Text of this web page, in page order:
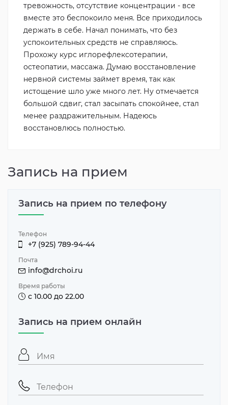
тревожность, отсутствие концентрации - все
вместе это беспокоило меня. Все приходилось
держать в себе. Начал понимать, что без
успокоительных средств не справляюсь.
Прохожу курс иглорефлексотерапии,
остеопатии, массажа. Думаю восстановление
нервной системы займет время, так как
истощение шло уже много лет. Ну отмечается
большой сдвиг, стал засыпать спокойнее, стал
менее раздражительным. Надеюсь
восстановлюсь полностью.
Запись на прием
Запись на прием онлайн
Запись на прием по телефону
Телефон
+7 (925) 789-94-44
Почта
info@drchoi.ru
Время работы
с 10.00 до 22.00